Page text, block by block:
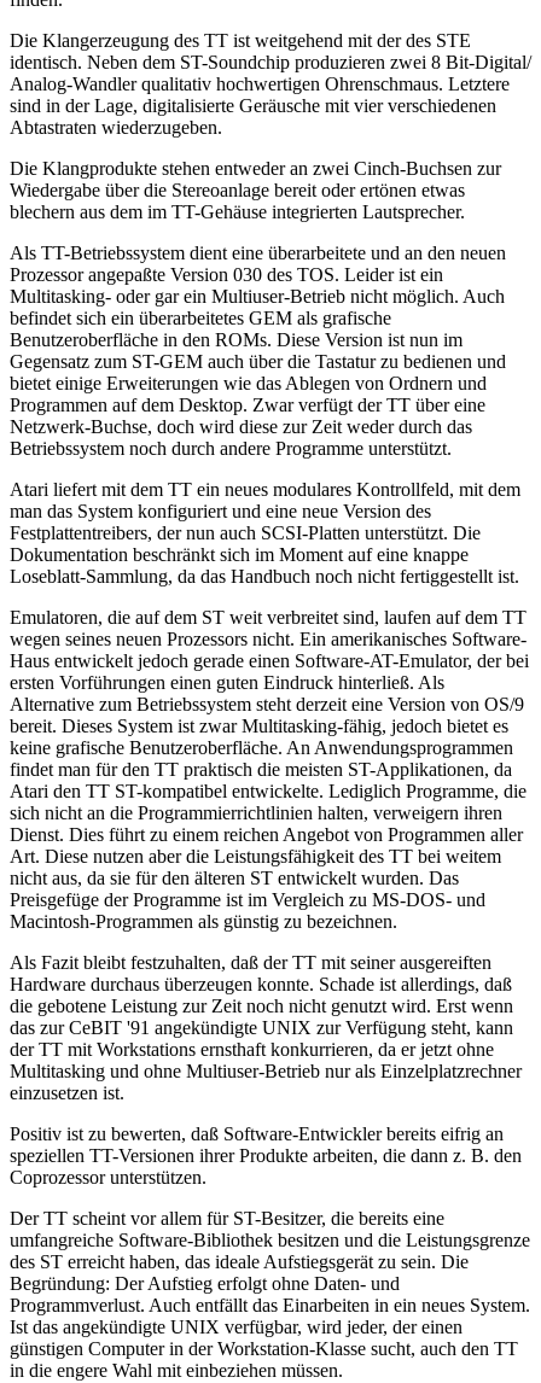
Die Klangerzeugung des TT ist weitgehend mit der des STE
identisch. Neben dem ST-Soundchip produzieren zwei 8 Bit-Digital/
Analog-Wandler qualitativ hochwertigen Ohrenschmaus. Letztere
sind in der Lage, digitalisierte Geräusche mit vier verschiedenen
Abtastraten wiederzugeben.
Die Klangprodukte stehen entweder an zwei Cinch-Buchsen zur
Wiedergabe über die Stereoanlage bereit oder ertönen etwas
blechern aus dem im TT-Gehäuse integrierten Lautsprecher.
Als TT-Betriebssystem dient eine überarbeitete und an den neuen
Prozessor angepaßte Version 030 des TOS. Leider ist ein
Multitasking- oder gar ein Multiuser-Betrieb nicht möglich. Auch
befindet sich ein überarbeitetes GEM als grafische
Benutzeroberfläche in den ROMs. Diese Version ist nun im
Gegensatz zum ST-GEM auch über die Tastatur zu bedienen und
bietet einige Erweiterungen wie das Ablegen von Ordnern und
Programmen auf dem Desktop. Zwar verfügt der TT über eine
Netzwerk-Buchse, doch wird diese zur Zeit weder durch das
Betriebssystem noch durch andere Programme unterstützt.
Atari liefert mit dem TT ein neues modulares Kontrollfeld, mit dem
man das System konfiguriert und eine neue Version des
Festplattentreibers, der nun auch SCSI-Platten unterstützt. Die
Dokumentation beschränkt sich im Moment auf eine knappe
Loseblatt-Sammlung, da das Handbuch noch nicht fertiggestellt ist.
Emulatoren, die auf dem ST weit verbreitet sind, laufen auf dem TT
wegen seines neuen Prozessors nicht. Ein amerikanisches Software-
Haus entwickelt jedoch gerade einen Software-AT-Emulator, der bei
ersten Vorführungen einen guten Eindruck hinterließ. Als
Alternative zum Betriebssystem steht derzeit eine Version von OS/9
bereit. Dieses System ist zwar Multitasking-fähig, jedoch bietet es
keine grafische Benutzeroberfläche. An Anwendungsprogrammen
findet man für den TT praktisch die meisten ST-Applikationen, da
Atari den TT ST-kompatibel entwickelte. Lediglich Programme, die
sich nicht an die Programmierrichtlinien halten, verweigern ihren
Dienst. Dies führt zu einem reichen Angebot von Programmen aller
Art. Diese nutzen aber die Leistungsfähigkeit des TT bei weitem
nicht aus, da sie für den älteren ST entwickelt wurden. Das
Preisgefüge der Programme ist im Vergleich zu MS-DOS- und
Macintosh-Programmen als günstig zu bezeichnen.
Als Fazit bleibt festzuhalten, daß der TT mit seiner ausgereiften
Hardware durchaus überzeugen konnte. Schade ist allerdings, daß
die gebotene Leistung zur Zeit noch nicht genutzt wird. Erst wenn
das zur CeBIT '91 angekündigte UNIX zur Verfügung steht, kann
der TT mit Workstations ernsthaft konkurrieren, da er jetzt ohne
Multitasking und ohne Multiuser-Betrieb nur als Einzelplatzrechner
einzusetzen ist.
Positiv ist zu bewerten, daß Software-Entwickler bereits eifrig an
speziellen TT-Versionen ihrer Produkte arbeiten, die dann z. B. den
Coprozessor unterstützen.
Der TT scheint vor allem für ST-Besitzer, die bereits eine
umfangreiche Software-Bibliothek besitzen und die Leistungsgrenze
des ST erreicht haben, das ideale Aufstiegsgerät zu sein. Die
Begründung: Der Aufstieg erfolgt ohne Daten- und
Programmverlust. Auch entfällt das Einarbeiten in ein neues System.
Ist das angekündigte UNIX verfügbar, wird jeder, der einen
günstigen Computer in der Workstation-Klasse sucht, auch den TT
in die engere Wahl mit einbeziehen müssen.